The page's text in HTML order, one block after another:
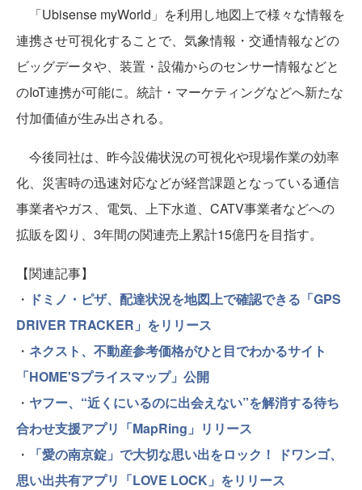
「Ubisense myWorld」を利用し地図上で様々な情報を
連携させ可視化することで、気象情報・交通情報などの
ビッグデータや、装置・設備からのセンサー情報などと
のIoT連携が可能に。統計・マーケティングなどへ新たな
付加価値が生み出される。
今後同社は、昨今設備状況の可視化や現場作業の効率
化、災害時の迅速対応などが経営課題となっている通信
事業者やガス、電気、上下水道、CATV事業者などへの
拡販を図り、3年間の関連売上累計15億円を目指す。
【関連記事】
・ ドミノ・ピザ、配達状況を地図上で確認できる「GPS
DRIVER TRACKER」をリリース
・ ネクスト、不動産参考価格がひと目でわかるサイト
「HOME'Sプライスマップ」公開
・ ヤフー、“近くにいるのに出会えない”を解消する待ち
合わせ支援アプリ「MapRing」リリース
・
「愛の南京錠」で大切な思い出をロック！ ドワンゴ、
思い出共有アプリ「LOVE LOCK」をリリース